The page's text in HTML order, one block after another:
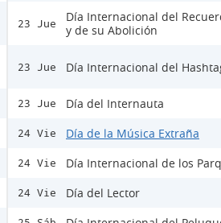
23 Jue
Día Internacional del
y de su Abolición
23 Jue Día Internacional del
23 Jue Día del Internauta
24 Vie Día de la Música Extraña
24 Vie Día Internacional de los
24 Vie Día del Lector